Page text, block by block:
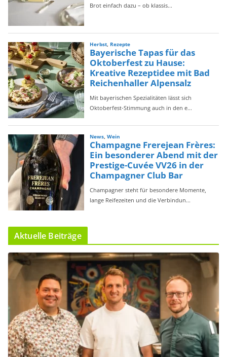
Aktuelle Beiträge